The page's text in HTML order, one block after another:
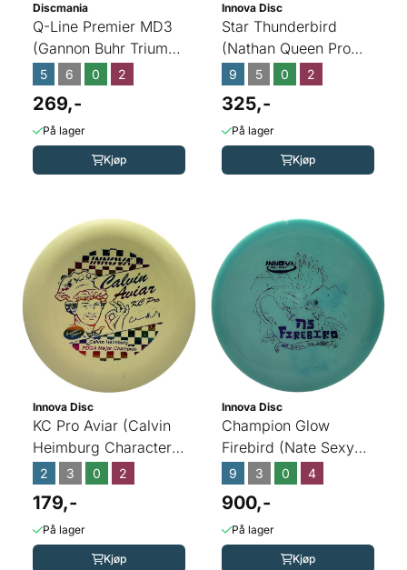
Discmania
Q-Line Premier MD3
(Gannon Buhr Triumph
2026 European Open)
5 6 0 2
269,-
På lager
Kjøp
Innova Disc
Star Thunderbird
(Nathan Queen Pro
Tour Champion 2021)
9 5 0 2
325,-
På lager
Kjøp
Innova Disc
KC Pro Aviar (Calvin
Heimburg Character
Edition)
2 3 0 2
179,-
På lager
Kjøp
Innova Disc
Champion Glow
Firebird (Nate Sexy
APRIL FOOLS)
9 3 0 4
900,-
På lager
Kjøp